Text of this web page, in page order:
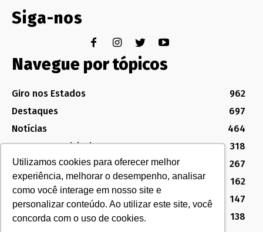
Utilizamos cookies para oferecer melhor
experiência, melhorar o desempenho, analisar
como você interage em nosso site e
personalizar conteúdo. Ao utilizar este site, você
concorda com o uso de cookies.
Siga-nos
Navegue por tópicos
Giro nos Estados
962
Destaques
697
Notícias
464
Assuntos Legislativos
318
Política Sindical e Institucional
267
Destaques do Legislativo
162
Notícias do Congresso
147
MG
138